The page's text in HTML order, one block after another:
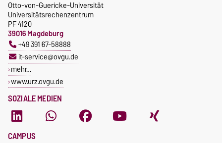
SOZIALE MEDIEN
Otto-von-Guericke-Universität
Universitätsrechenzentrum
PF 4120
39016 Magdeburg
+49 391 67-58888
it-service@ovgu.de
mehr…
www.urz.ovgu.de
CAMPUS